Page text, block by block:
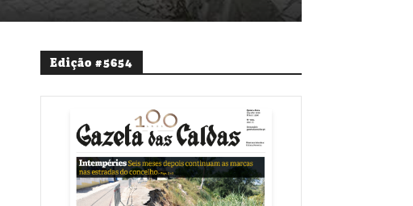
Edição #5654